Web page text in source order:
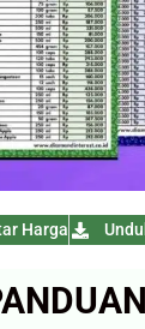
Harga